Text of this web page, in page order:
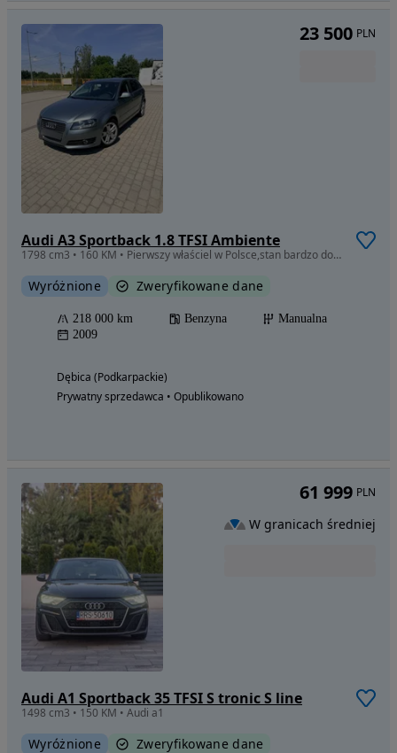
Audi A3 Sportback 1.8 TFSI Ambiente
1798 cm3 • 160 KM • Pierwszy właściel w Polsce,stan bardzo dobry
Wyróżnione Zweryfikowane dane
218 000 km Benzyna
Manualna
2009
Dębica (Podkarpackie)
Prywatny sprzedawca • Opublikowano
23 500 PLN
Audi A1 Sportback 35 TFSI S tronic S line
1498 cm3 • 150 KM • Audi a1
Wyróżnione Zweryfikowane dane
61 999 PLN
W granicach średniej